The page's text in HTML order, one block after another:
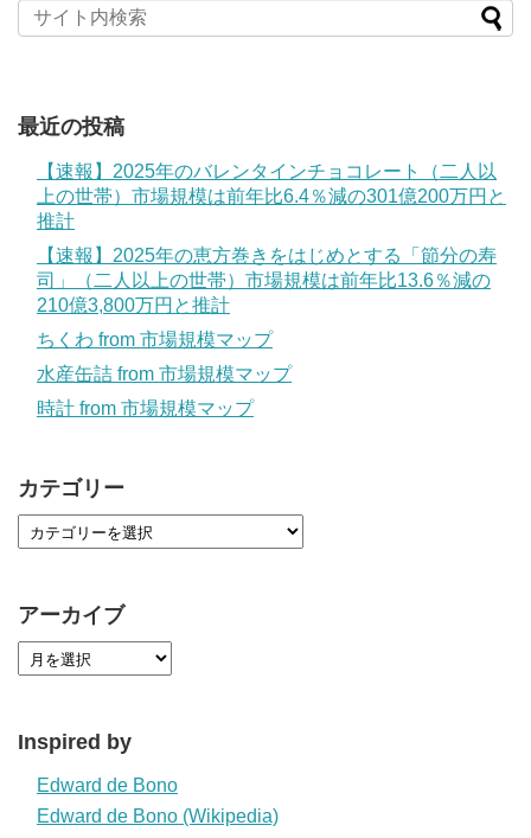
最近の投稿
【速報】2025年のバレンタインチョコレート（二人以
上の世帯）市場規模は前年比6.4％減の301億200万円と
推計
【速報】2025年の恵方巻きをはじめとする「節分の寿
司」（二人以上の世帯）市場規模は前年比13.6％減の
210億3,800万円と推計
ちくわ from 市場規模マップ
水産缶詰 from 市場規模マップ
時計 from 市場規模マップ
カテゴリー
アーカイブ
Inspired by
Edward de Bono
Edward de Bono (Wikipedia)